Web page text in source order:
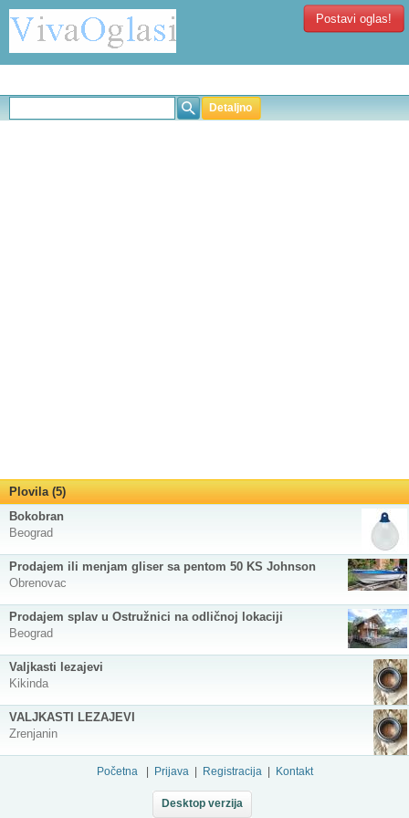
Postavi oglas!
Detaljno
Plovila (5)
Bokobran
Beograd
Prodajem ili menjam gliser sa pentom 50 KS Johnson
Obrenovac
Prodajem splav u Ostružnici na odličnoj lokaciji
Beograd
Valjkasti lezajevi
Kikinda
VALJKASTI LEZAJEVI
Zrenjanin
Početna Prijava Registracija Kontakt
Desktop verzija